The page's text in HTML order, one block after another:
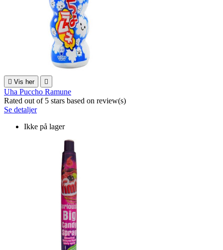
 Vis her 
Uha Puccho Ramune
Rated out of 5 stars based on review(s)
Se detaljer
Ikke på lager